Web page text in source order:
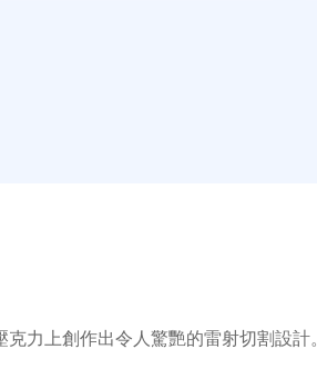
力上創作出令人驚艷的雷射切割設計。